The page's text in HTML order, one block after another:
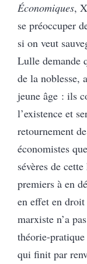
Économiques,
se préoccuper
si on veut
Lulle demande
de la noblesse,
jeune âge : ils
l’existence et
retournement
économistes
sévères de
premiers à en
en effet en
marxiste n’a
théorie-
qui finit par